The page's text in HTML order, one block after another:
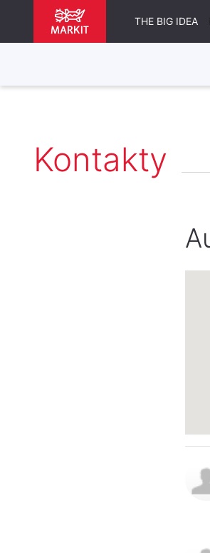
THE BIG IDEA
Kontakty